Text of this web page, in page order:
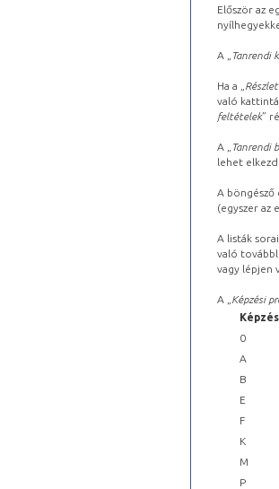
Először az
A „ Tanrendi
Ha a „
való
feltételek”
A „ Tanrendi
lehet
A böngésző
(egyszer az
A listák
való
vagy lépjen
A „ Képzési
0
A
B
E
F
K
M
P